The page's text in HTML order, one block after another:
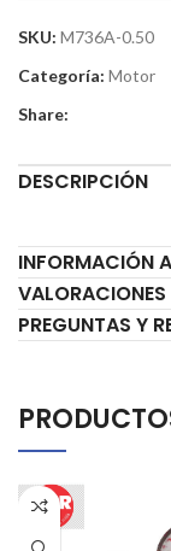
SKU: M736A-0.50
Categoría: Motor
Share:
DESCRIPCIÓN
INFORMACIÓN
PREGUNTAS Y